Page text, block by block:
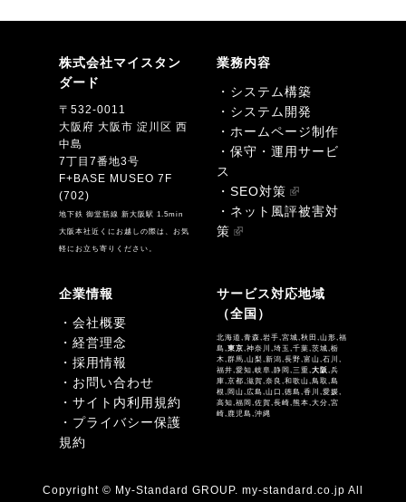
株式会社マイスタン
ダード
〒532-0011
大阪府 大阪市 淀川区 西
中島
7丁目7番地3号
F+BASE MUSEO 7F
(702)
地下鉄 御堂筋線 新大阪駅 1.5min
大阪本社近くにお越しの際は、お気
軽にお立ち寄りください。
業務内容
・システム構築
・システム開発
・ホームページ制作
・保守・運用サービ
ス
・SEO対策
・ネット風評被害対
策
企業情報
・会社概要
・経営理念
・採用情報
・お問い合わせ
・サイト内利用規約
・プライバシー保護
規約
サービス対応地域
（全国）
北海道,青森,岩手,宮城,秋田,山形,福
島,東京,神奈川,埼玉,千葉,茨城,栃
木,群馬,山梨,新潟,長野,富山,石川,
福井,愛知,岐阜,静岡,三重,大阪,兵
庫,京都,滋賀,奈良,和歌山,鳥取,島
根,岡山,広島,山口,徳島,香川,愛媛,
高知,福岡,佐賀,長崎,熊本,大分,宮
崎,鹿児島,沖縄
Copyright © My-Standard GROUP. my-standard.co.jp All